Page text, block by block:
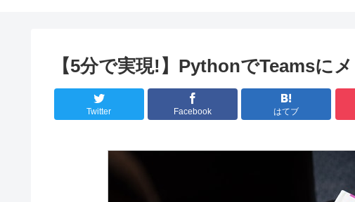
【5分で実現!】PythonでTeamsに
Twitter Facebook はてブ